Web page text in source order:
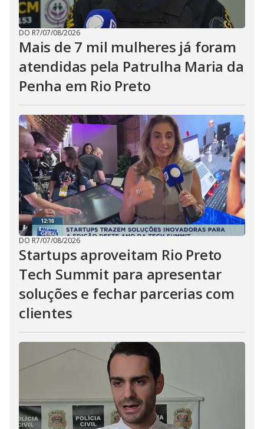
DO R7/07/08/2026
Mais de 7 mil mulheres já foram
atendidas pela Patrulha Maria da
Penha em Rio Preto
DO R7/07/08/2026
Startups aproveitam Rio Preto
Tech Summit para apresentar
soluções e fechar parcerias com
clientes